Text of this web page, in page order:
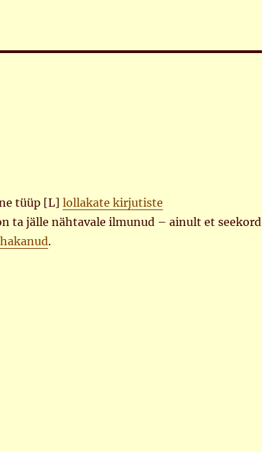
tüüp [L] lollakate kirjutiste
ta jälle nähtavale ilmunud – ainult et seekord
.